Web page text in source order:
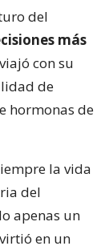
del
más
viajó con su
de
hormonas de
la vida
del
apenas un
en un